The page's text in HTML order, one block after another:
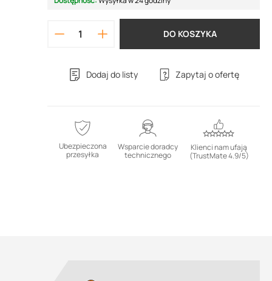
DO KOSZYKA
Dodaj do listy Zapytaj o ofertę
Ubezpieczona
przesyłka
Wsparcie doradcy
technicznego
Klienci nam ufają
(TrustMate 4.9/5)